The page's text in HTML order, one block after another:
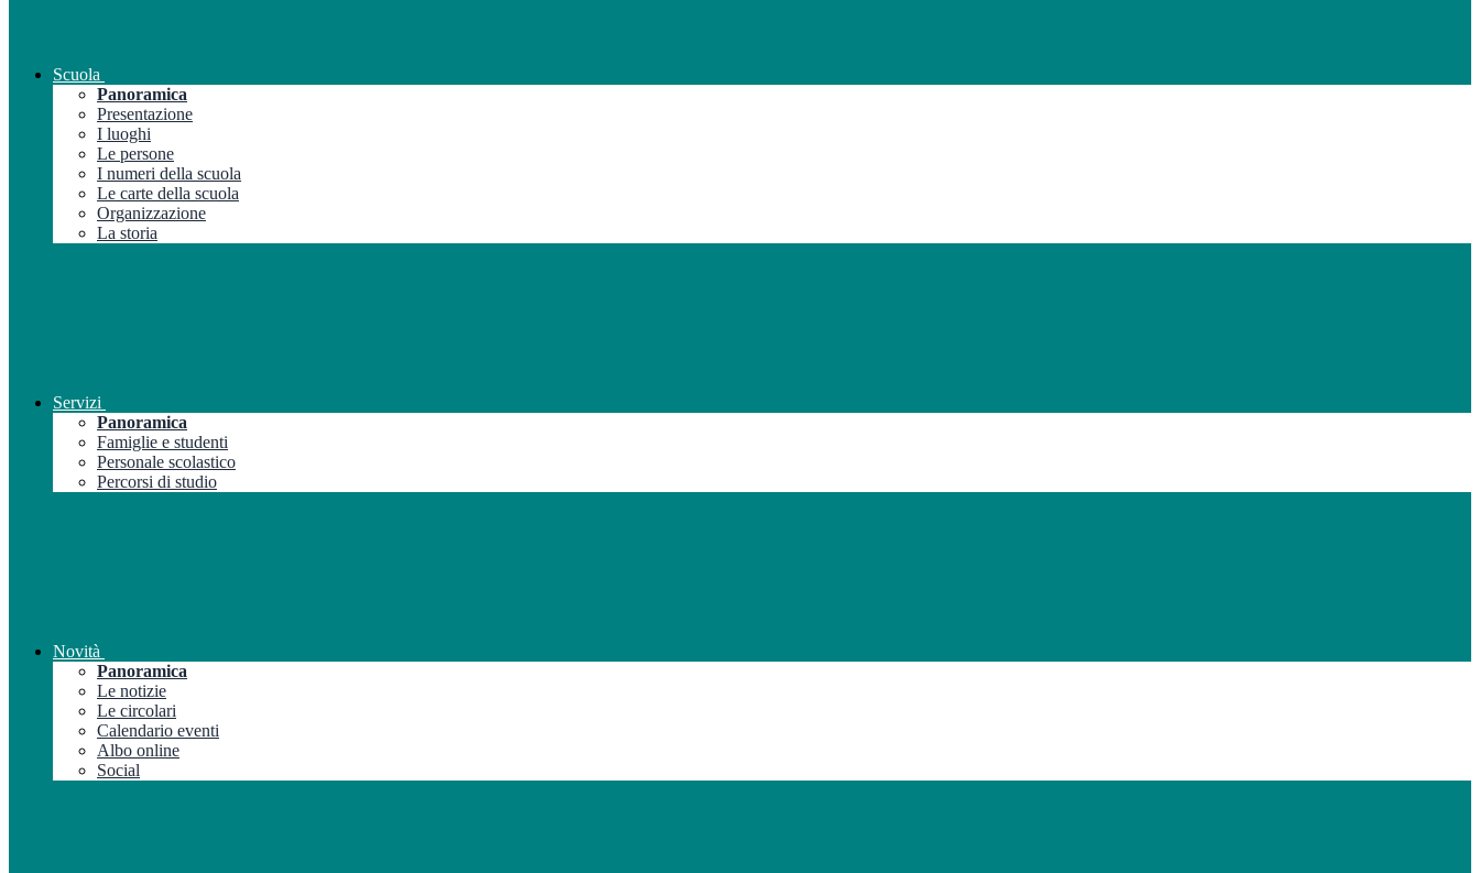
Scuola
Panoramica
Presentazione
I luoghi
Le persone
I numeri della scuola
Le carte della scuola
Organizzazione
La storia
Servizi
Panoramica
Famiglie e studenti
Personale scolastico
Percorsi di studio
Novità
Panoramica
Le notizie
Le circolari
Calendario eventi
Albo online
Social